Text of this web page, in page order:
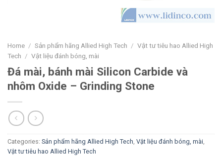
Home / Sản phẩm hãng Allied High Tech / Vật tư tiêu hao Allied High
Tech / Vật liệu đánh bóng, mài
Đá mài, bánh mài Silicon Carbide và
nhôm Oxide – Grinding Stone
Categories: Sản phẩm hãng Allied High Tech, Vật liệu đánh bóng, mài,
Vật tư tiêu hao Allied High Tech